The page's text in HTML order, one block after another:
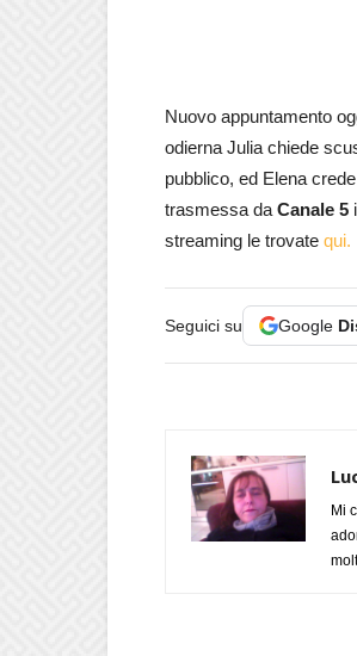
Nuovo appuntamento
odierna Julia chiede
pubblico, ed Elena
trasmessa da Canale 5
streaming le trovate qui.
Seguici su Google
Mi